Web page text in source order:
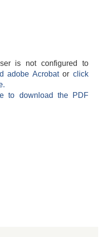
is not configured to
adobe Acrobatorclick
to download the PDF